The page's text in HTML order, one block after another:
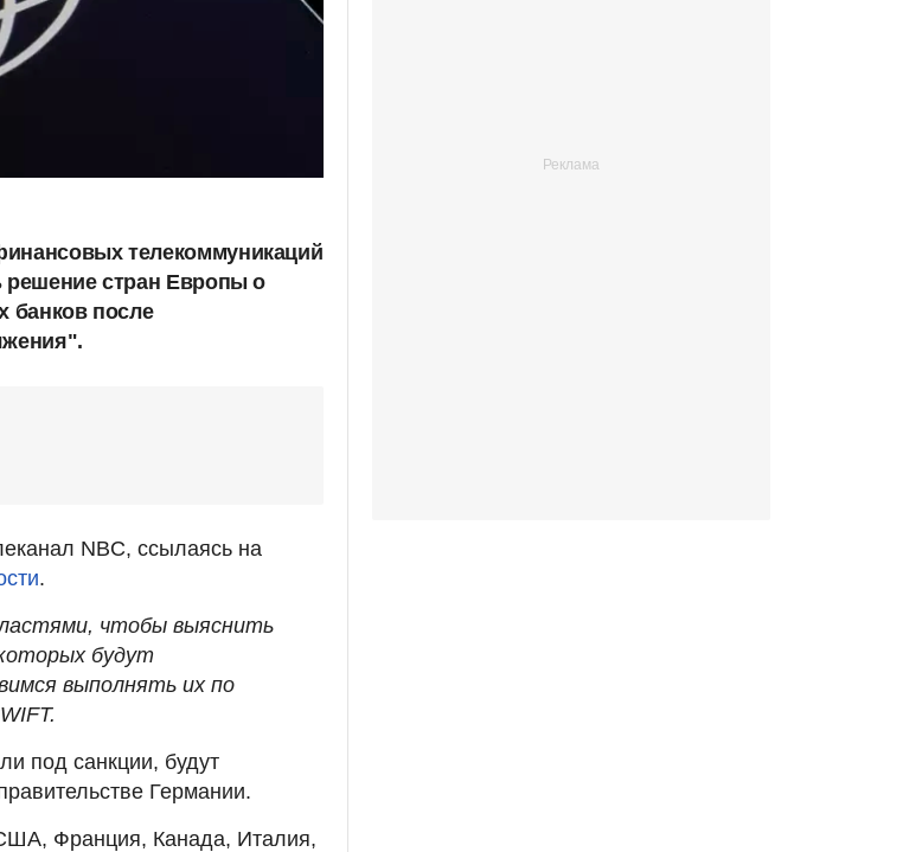
телекоммуникаций
решение стран Европы о
банков после
NBC, ссылаясь на
.
чтобы выяснить
будут
выполнять их по
под санкции, будут
Германии.
Франция, Канада, Италия,